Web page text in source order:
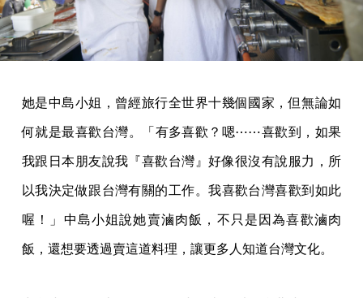
她是中島小姐，曾經旅行全世界十幾個國家，但無論如
何就是最喜歡台灣。「有多喜歡？嗯⋯⋯喜歡到，如果
我跟日本朋友說我『喜歡台灣』好像很沒有說服力，所
以我決定做跟台灣有關的工作。我喜歡台灣喜歡到如此
喔！」中島小姐說她賣滷肉飯，不只是因為喜歡滷肉
飯，還想要透過賣這道料理，讓更多人知道台灣文化。